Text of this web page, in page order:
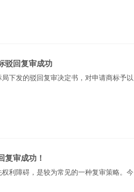
驳回复审成功
下发的驳回复审决定书，对申请商标予以
审成功！
利障碍，是较为常见的一种复审策略。今